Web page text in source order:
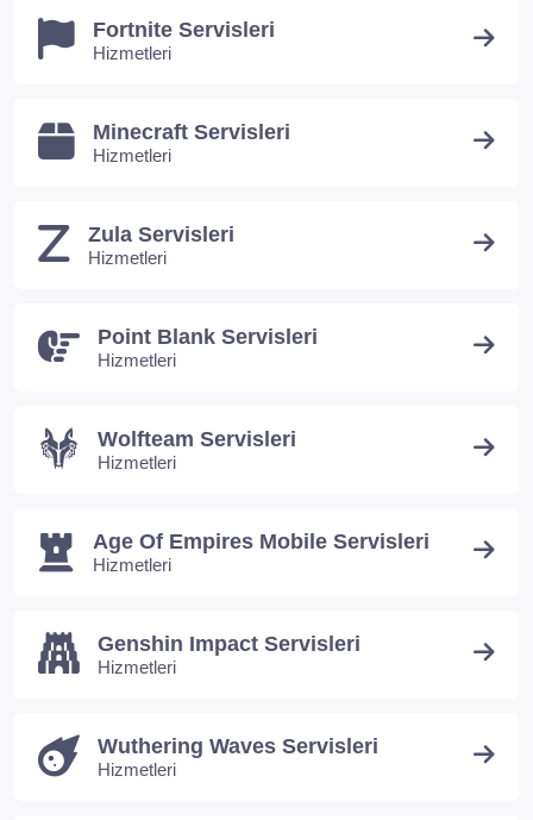
Fortnite Servisleri
Hizmetleri
Minecraft Servisleri
Hizmetleri
Zula Servisleri
Hizmetleri
Point Blank Servisleri
Hizmetleri
Wolfteam Servisleri
Hizmetleri
Age Of Empires Mobile Servisleri
Hizmetleri
Genshin Impact Servisleri
Hizmetleri
Wuthering Waves Servisleri
Hizmetleri